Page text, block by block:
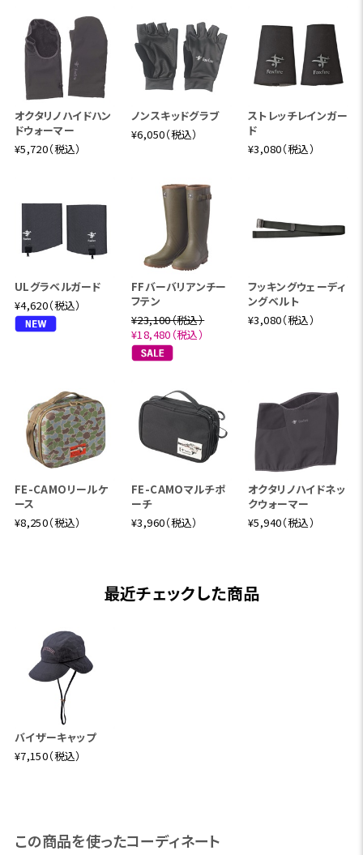
オクタリノハイドハン
ドウォーマー
¥5,720（税込）
ノンスキッドグラブ
¥6,050（税込）
ストレッチレインガー
ド
¥3,080（税込）
ULグラベルガード
¥4,620（税込）
FFバーバリアンチー
フテン
¥23,100（税込）
¥18,480（税込）
フッキングウェーディ
ングベルト
¥3,080（税込）
FE-CAMOリールケ
ース
¥8,250（税込）
FE-CAMOマルチポ
ーチ
¥3,960（税込）
オクタリノハイドネッ
クウォーマー
¥5,940（税込）
最近チェックした商品
バイザーキャップ
¥7,150（税込）
この商品を使ったコーディネート